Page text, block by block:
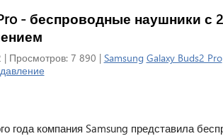
Pro - беспроводные наушники с
| Просмотров: 7 890 | Samsung Galaxy Buds2 Pro
года компания Samsung представила